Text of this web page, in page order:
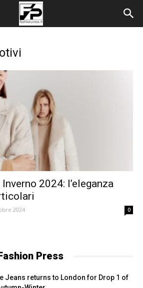
2024: l’eleganza
2024 0
Press
Jeans returns to London for Drop 1 of